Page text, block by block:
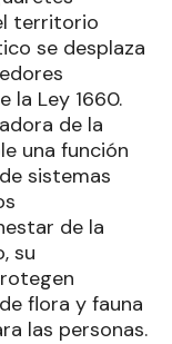
territorio
se desplaza
la Ley 1660.
de la
una función
sistemas
de la
su
flora y fauna
las personas.